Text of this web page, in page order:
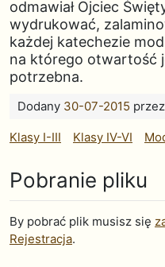
odmawiał Ojciec
wydrukować,
każdej katechezie
na którego otwartość
potrzebna.
Dodany 30-07-2015
Klasy I-III Klasy IV-VI
Pobranie pliku
By pobrać plik musisz się
Rejestracja.